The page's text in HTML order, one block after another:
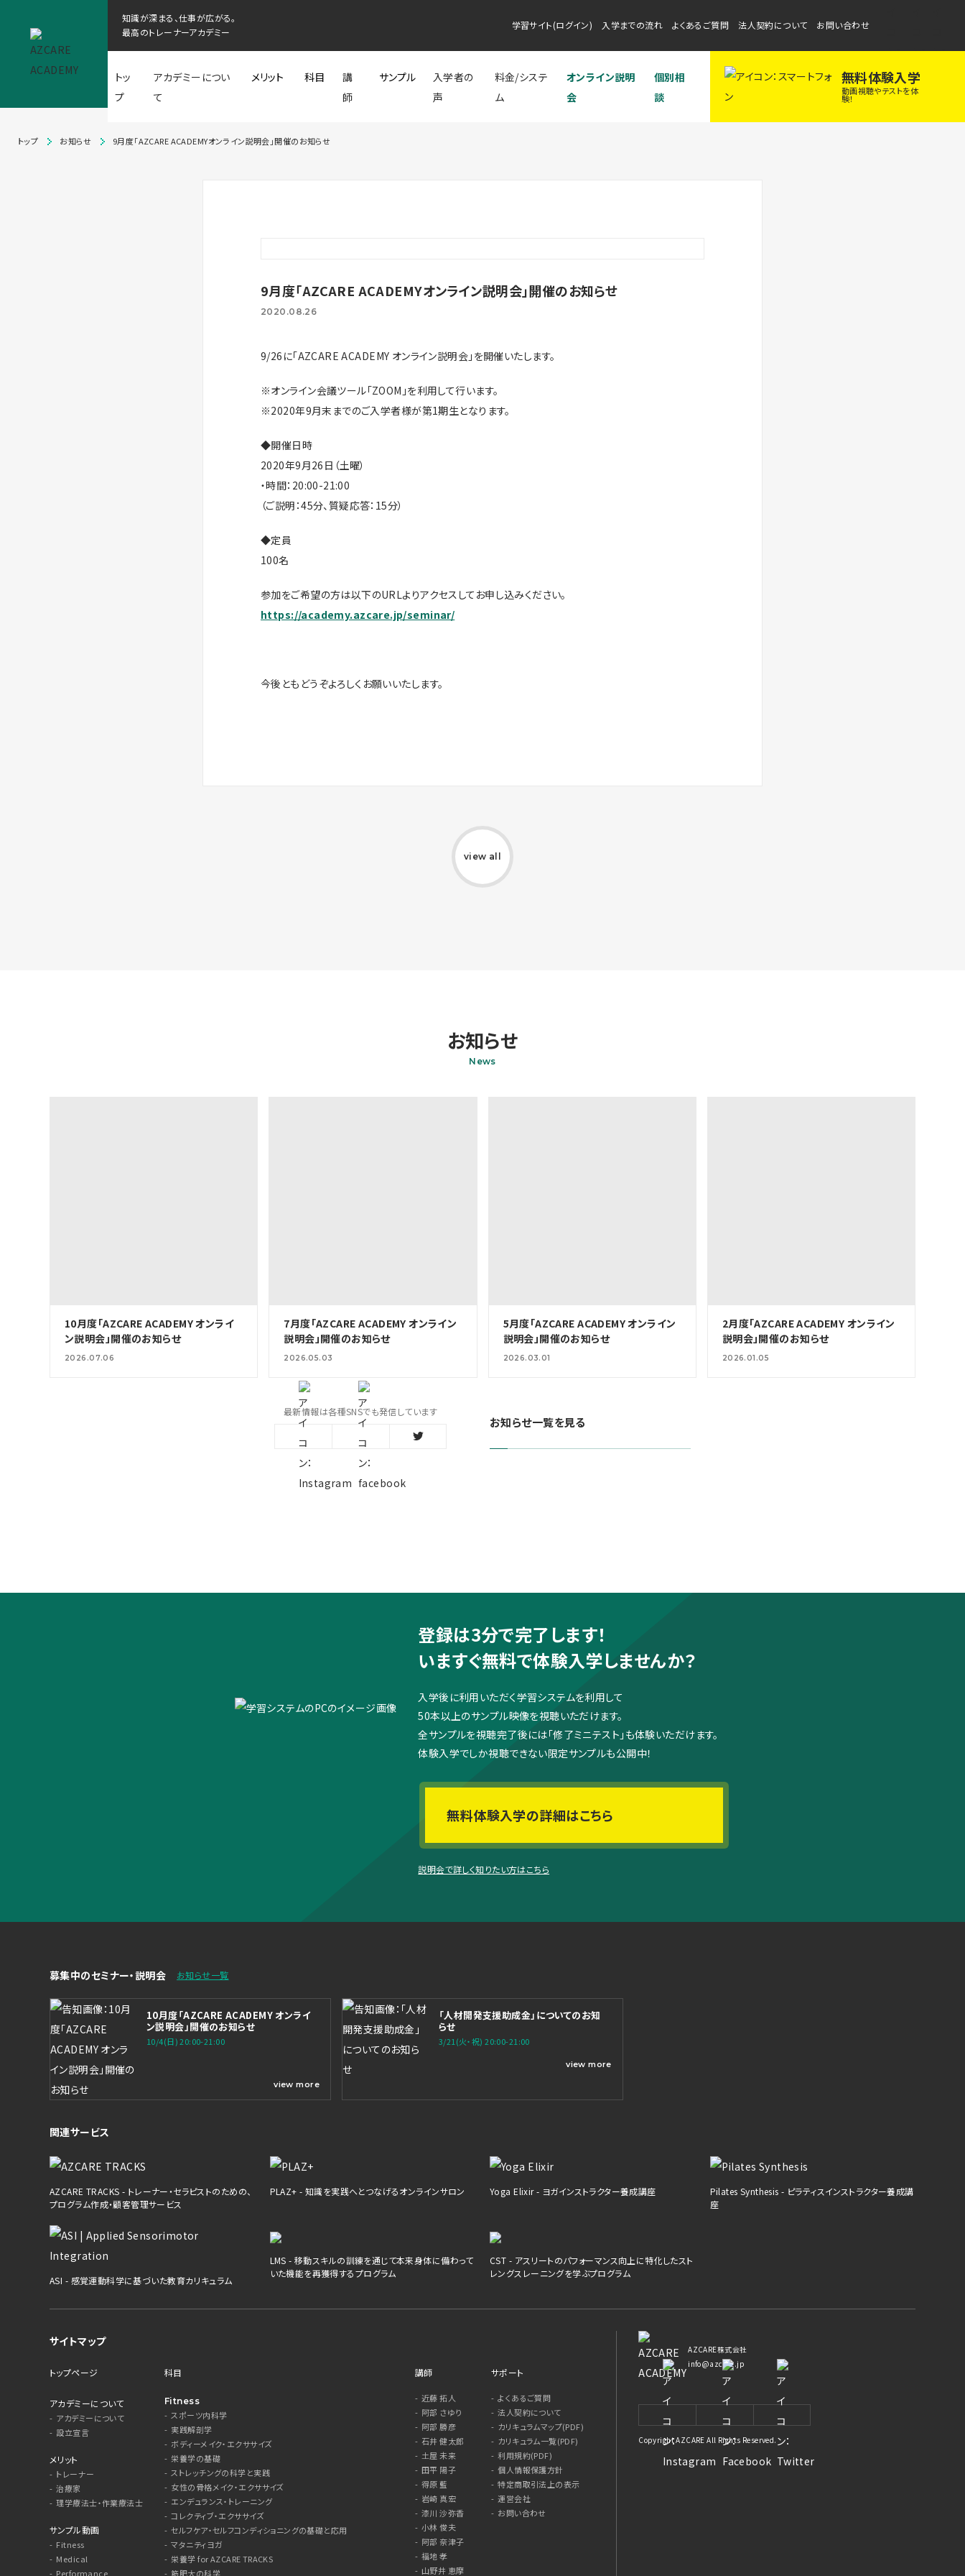
知識が深まる、仕事が広がる。
最高のトレーナーアカデミー
学習サイト(ログイン) 入学までの流れ よくあるご質問 法人契約について お問い合わせ
トッ
プ
アカデミーについ
て
メリット 科目
講
師
サンプル
入学者の
声
料金/システ
ム
オンライン説明
会
個別相
談
無料体験入学
動画視聴やテストを体
験！
トップ お知らせ 9月度「AZCARE ACADEMYオンライン説明会」開催のお知らせ
9月度「AZCARE ACADEMYオンライン説明会」開催のお知らせ
2020.08.26
9/26に「AZCARE ACADEMY オンライン説明会」を開催いたします。
※オンライン会議ツール「ZOOM」を利用して行います。
※2020年9月末までのご入学者様が第1期生となります。
◆開催日時
2020年9月26日（土曜）
・時間：20:00-21:00
（ご説明：45分、質疑応答：15分）
◆定員
100名
参加をご希望の方は以下のURLよりアクセスしてお申し込みください。
https://academy.azcare.jp/seminar/
今後ともどうぞよろしくお願いいたします。
view all
お知らせ
News
10月度「AZCARE ACADEMY オンライ
ン説明会」開催のお知らせ
2026.07.06
7月度「AZCARE ACADEMY オンライン
説明会」開催のお知らせ
2026.05.03
5月度「AZCARE ACADEMY オンライン
説明会」開催のお知らせ
2026.03.01
2月度「AZCARE ACADEMY オンライン
説明会」開催のお知らせ
2026.01.05
最新情報は各種SNSでも発信しています
お知らせ一覧を見る
登録は3分で完了します！
いますぐ無料で体験入学しませんか？
入学後に利用いただく学習システムを利用して
50本以上のサンプル映像を視聴いただけます。
全サンプルを視聴完了後には「修了ミニテスト」も体験いただけます。
体験入学でしか視聴できない限定サンプルも公開中！
無料体験入学の詳細はこちら
説明会で詳しく知りたい方はこちら
募集中のセミナー・説明会 お知らせ一覧
10月度「AZCARE ACADEMY オンライ
ン説明会」開催のお知らせ
10/4(日) 20:00-21:00
view more
「人材開発支援助成金」についてのお知
らせ
3/21(火・祝) 20:00-21:00
view more
関連サービス
AZCARE TRACKS - トレーナー・セラピストのための、
プログラム作成・顧客管理サービス
PLAZ+ - 知識を実践へとつなげるオンラインサロン Yoga Elixir - ヨガインストラクター養成講座
Pilates Synthesis - ピラティスインストラクター養成講
座
ASI - 感覚運動科学に基づいた教育カリキュラム
LMS - 移動スキルの訓練を通じて本来身体に備わって
いた機能を再獲得するプログラム
CST - アスリートのパフォーマンス向上に特化したスト
レングスレーニングを学ぶプログラム
サイトマップ
トップページ
アカデミーについて
アカデミーについて
設立宣言
メリット
トレーナー
治療家
理学療法士・作業療法士
サンプル動画
Fitness
Medical
Performance
科目
Fitness
スポーツ内科学
実践解剖学
ボディーメイク・エクササイズ
栄養学の基礎
ストレッチングの科学と実践
女性の骨格メイク・エクササイズ
エンデュランス・トレーニング
コレクティブ・エクササイズ
セルフケア・セルフコンディショニングの基礎と応用
マタニティヨガ
栄養学 for AZCARE TRACKS
筋肥大の科学
講師
近藤 拓人
阿部 さゆり
阿部 勝彦
石井 健太郎
土屋 未来
田平 陽子
得原 藍
岩崎 真宏
漆川 沙弥香
小林 俊夫
阿部 奈津子
福地 孝
山野井 恵摩
サポート
よくあるご質問
法人契約について
カリキュラムマップ(PDF)
カリキュラム一覧(PDF)
利用規約(PDF)
個人情報保護方針
特定商取引法上の表示
運営会社
お問い合わせ
AZCARE株式会社
info@azcare.jp
Copyright AZCARE All Rights Reserved.